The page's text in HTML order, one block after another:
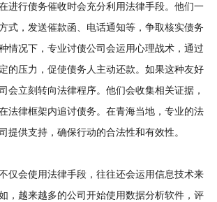
行债务催收时会充分利用法律手段。他们一
式，发送催款函、电话通知等，争取核实债务
情况下，专业讨债公司会运用心理战术，通过
的压力，促使债务人主动还款。如果这种友好
会立刻转向法律程序。他们会收集相关证据，
法律框架内追讨债务。在青海当地，专业的法
提供支持，确保行动的合法性和有效性。
会使用法律手段，往往还会运用信息技术来
，越来越多的公司开始使用数据分析软件，评